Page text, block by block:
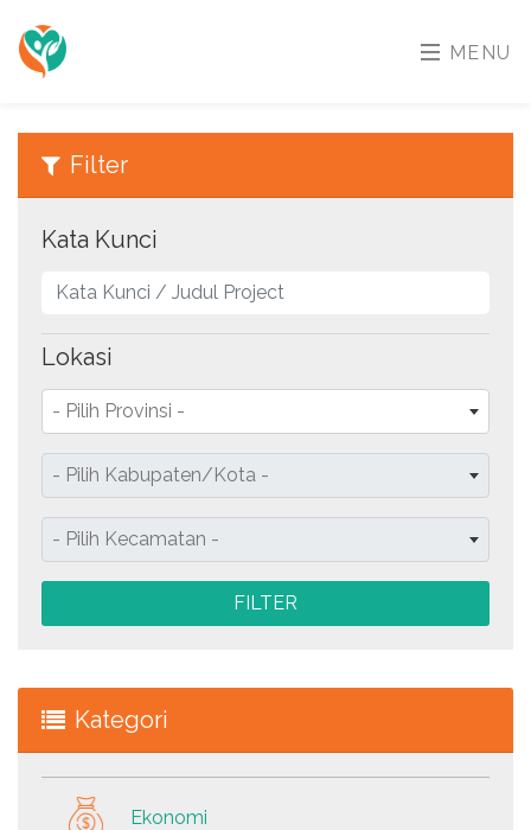
MENU
Filter
Kata Kunci
Lokasi
- Pilih Provinsi -
- Pilih Kabupaten/Kota -
- Pilih Kecamatan -
FILTER
Kategori
Ekonomi